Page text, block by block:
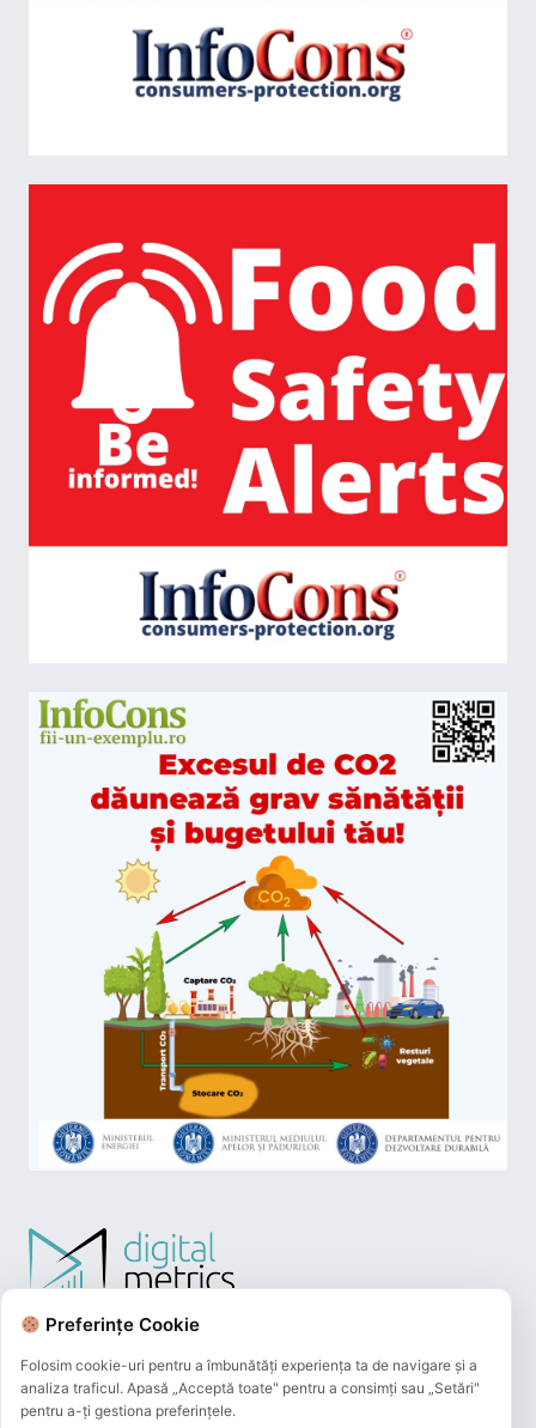
Preferințe Cookie
Folosim cookie-uri pentru a îmbunătăți experiența ta de navigare și a
analiza traficul. Apasă „Acceptă toate" pentru a consimți sau „Setări"
pentru a-ți gestiona preferințele.